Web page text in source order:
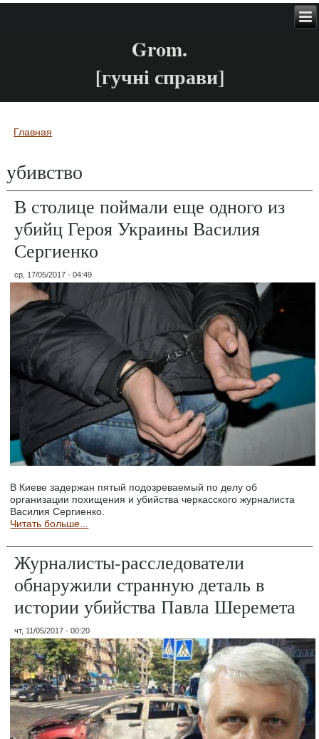
Grom.
[гучні справи]
Вы здесь
Главная
убивство
В столице поймали еще одного из
убийц Героя Украины Василия
Сергиенко
ср, 17/05/2017 - 04:49
В Киеве задержан пятый подозреваемый по делу об
организации похищения и убийства черкасского журналиста
Василия Сергиенко.
Читать больше...
Журналисты-расследователи
обнаружили странную деталь в
истории убийства Павла Шеремета
чт, 11/05/2017 - 00:20